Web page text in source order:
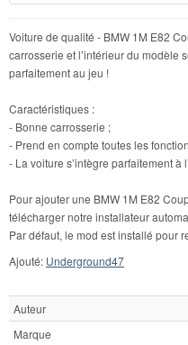
Voiture de qualité - BMW 1M E82
carrosserie et l’intérieur du modèle
parfaitement au jeu !
Caractéristiques :
- Bonne carrosserie ;
- Prend en compte toutes les
- La voiture s’intègre parfaitement à
Pour ajouter une BMW 1M E82
télécharger notre installateur
Par défaut, le mod est installé pour
Ajouté: Underground47
Auteur
Marque